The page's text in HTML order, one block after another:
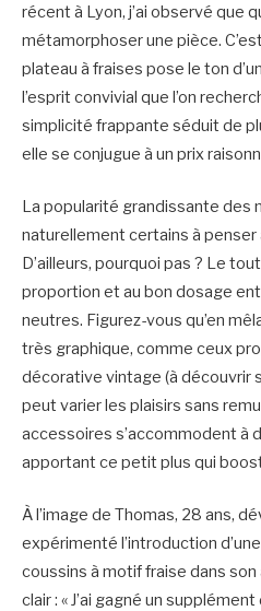
récent à Lyon, j’ai observé que
métamorphoser une pièce.
plateau à fraises pose le ton
l’esprit convivial que l’on
simplicité frappante séduit de
elle se conjugue à un prix
La popularité grandissante des
naturellement certains à penser
D’ailleurs, pourquoi pas ? Le
proportion et au bon dosage
neutres. Figurez-vous qu’en
très graphique, comme ceux
décorative vintage (à découvrir
peut varier les plaisirs sans
accessoires s’accommodent à
apportant ce petit plus qui
À l’image de Thomas, 28 ans,
expérimenté l’introduction
coussins à motif fraise dans
clair : « J’ai gagné un